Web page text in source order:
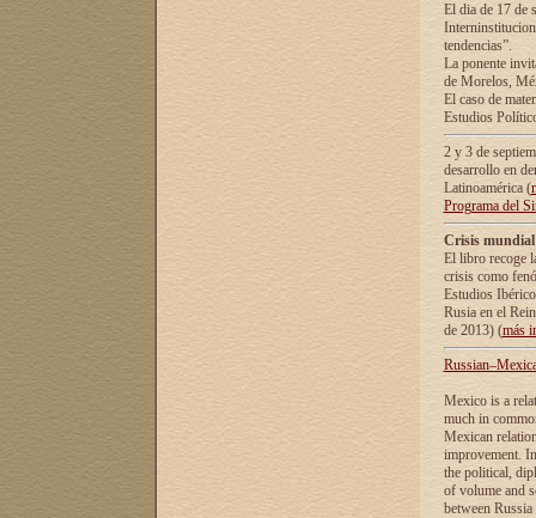
El dia de 17 de
tendencias”.
La ponente
de Morelos,
El caso de
Estudios
2 y 3 de
desarrollo en
Latinoamérica (
Programa del
Crisis
El libro recoge
crisis como
Estudios
Rusia en el
de 2013) (más
Mexico is a
much in
Mexican
improvement.
the political,
of volume and
between